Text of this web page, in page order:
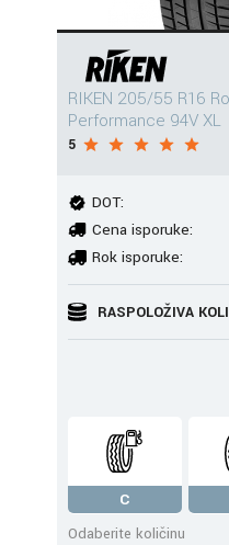
RIKEN 205/55 R16
Performance 94V XL
5
DOT:
Cena isporuke:
Rok isporuke:
RASPOLOŽIVA
C
Odaberite količinu